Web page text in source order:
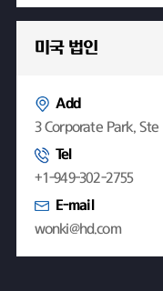
미국 법인
Add
3 Corporate Park,
Tel
+1-949-302-2755
E-mail
wonki@hd.com